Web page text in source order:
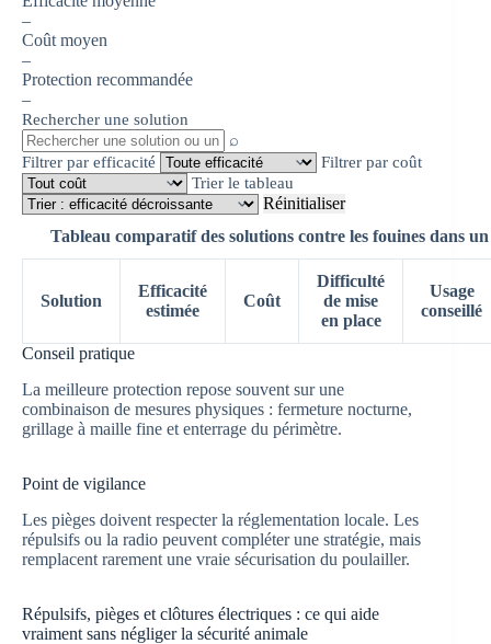
–
Coût moyen
–
Protection recommandée
–
Rechercher une solution
⌕
Filtrer par efficacité
Filtrer par coût
Trier le tableau
Réinitialiser
Tableau comparatif des solutions contre les fouines dans
Solution
Efficacité
estimée
Coût
Difficulté
de mise
en place
Usage
conseillé
Conseil pratique
La meilleure protection repose souvent sur une
combinaison de mesures physiques : fermeture nocturne,
grillage à maille fine et enterrage du périmètre.
Point de vigilance
Les pièges doivent respecter la réglementation locale. Les
répulsifs ou la radio peuvent compléter une stratégie, mais
remplacent rarement une vraie sécurisation du poulailler.
Répulsifs, pièges et clôtures électriques : ce qui aide
vraiment sans négliger la sécurité animale